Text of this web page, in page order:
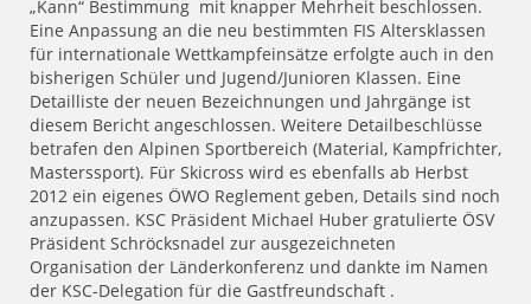
„Kann“ Bestimmung mit knapper Mehrheit beschlossen.
Eine Anpassung an die neu bestimmten FIS Altersklassen
für internationale Wettkampfeinsätze erfolgte auch in den
bisherigen Schüler und Jugend/Junioren Klassen. Eine
Detailliste der neuen Bezeichnungen und Jahrgänge ist
diesem Bericht angeschlossen. Weitere Detailbeschlüsse
betrafen den Alpinen Sportbereich (Material, Kampfrichter,
Masterssport). Für Skicross wird es ebenfalls ab Herbst
2012 ein eigenes ÖWO Reglement geben, Details sind noch
anzupassen. KSC Präsident Michael Huber gratulierte ÖSV
Präsident Schröcksnadel zur ausgezeichneten
Organisation der Länderkonferenz und dankte im Namen
der KSC-Delegation für die Gastfreundschaft .